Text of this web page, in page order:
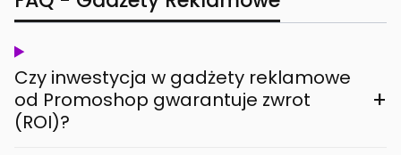
Czy inwestycja w gadżety reklamowe
od Promoshop gwarantuje zwrot
(ROI)?
+